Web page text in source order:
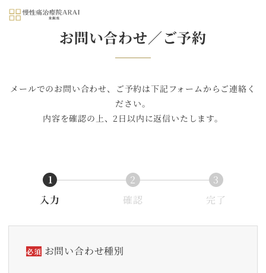
お問い合わせ／ご予約
メールでのお問い合わせ、ご予約は下記フォームからご連絡く
ださい。
内容を確認の上、2日以内に返信いたします。
1
入力
2
確認
3
完了
必須お問い合わせ種別